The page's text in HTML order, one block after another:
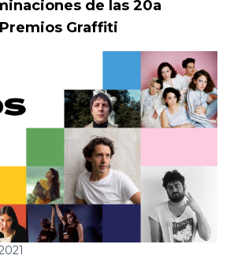
de las 20a
Graffiti